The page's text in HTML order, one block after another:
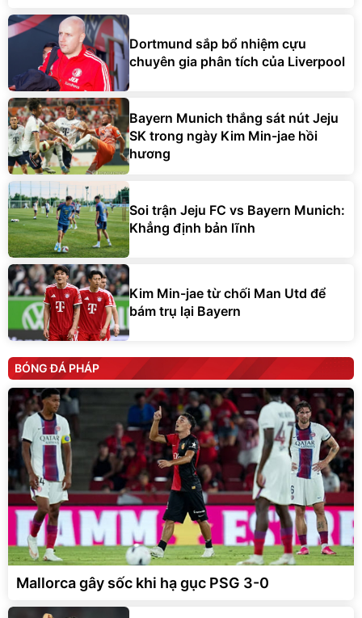
Dortmund sắp bổ nhiệm cựu
chuyên gia phân tích của Liverpool
Bayern Munich thắng sát nút Jeju
SK trong ngày Kim Min-jae hồi
hương
Soi trận Jeju FC vs Bayern Munich:
Khẳng định bản lĩnh
Kim Min-jae từ chối Man Utd để
bám trụ lại Bayern
BÓNG ĐÁ PHÁP
Mallorca gây sốc khi hạ gục PSG 3-0